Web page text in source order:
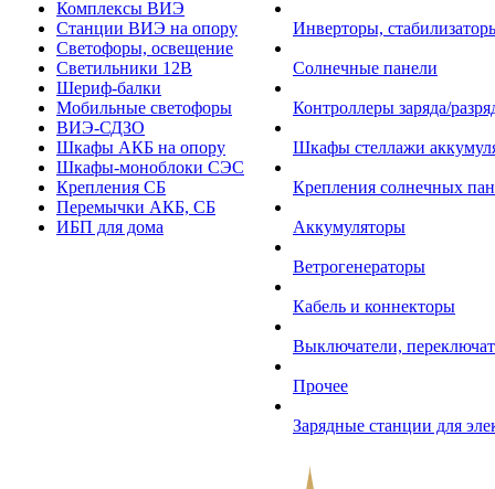
Комплексы ВИЭ
Станции ВИЭ на опору
Светофоры, освещение
Светильники 12В
Шериф-балки
Мобильные светофоры
ВИЭ-СДЗО
Шкафы АКБ на опору
Шкафы-моноблоки СЭС
Крепления СБ
Перемычки АКБ, СБ
ИБП для дома
Инверторы,
Солнечные панели
Контроллеры заряда/
Шкафы стеллажи
Крепления солнечных
Аккумуляторы
Ветрогенераторы
Кабель и коннекторы
Выключатели,
Прочее
Зарядные станции для